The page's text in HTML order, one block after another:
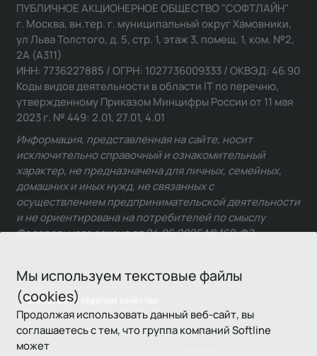
Мы используем текстовые файлы
(cookies)
Продолжая использовать данный веб-сайт, вы
соглашаетесь с тем, что группа компаний Softline
может
Связаться с отделом качества
ПУБЛИЧНОЕ АКЦИОНЕРНОЕ ОБЩЕСТВО "СОФТЛАЙН"
г. Москва, вн.тер. г. муниципальный округ Хамовники,
ул Льва Толстого, д. 5, стр. 1, этаж 3, помещ. 1, ком. №2,
2А (А311)
ИНН: 7736227885 / ОГРН: 1027736009333 / ОКВЭД: 46.90
Коды видов деятельности в области IT по перечню,
утвержденному Приказом Минцифры России от 11 мая
2023 г. № 449: 2.01, 27.01, 4.01
Информация, представленная на сайте, носит
исключительно справочный и ознакомительный
характер, не предназначена для личных, семейных,
домашних и иных нужд, не связанных с
осуществлением предпринимательской деятельности
и не ориентирована на потребителей по смыслу
Федерального закона от 24.06.2025 № 168-ФЗ.